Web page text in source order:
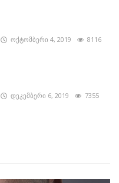
ოქტომბერი 4, 2019 8116
დეკემბერი 6, 2019 7355